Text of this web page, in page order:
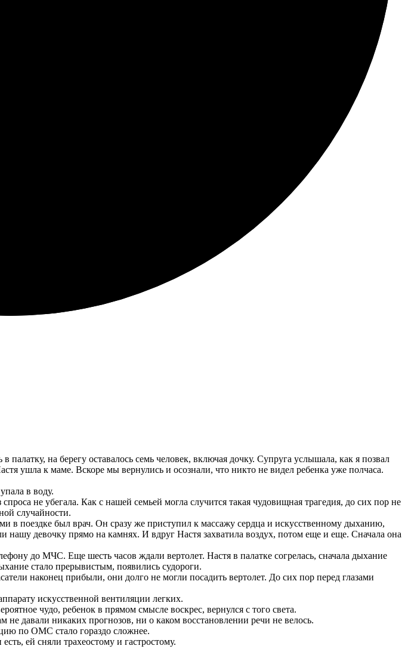
на берегу оставалось семь человек, включая дочку. Супруга услышала, как я позвал
ушла к маме. Вскоре мы вернулись и осознали, что никто не видел ребенка уже полчаса.
в воду.
не убегала. Как с нашей семьей могла случится такая чудовищная трагедия, до сих пор не
случайности.
в поездке был врач. Он сразу же приступил к массажу сердца и искусственному дыханию,
нашу девочку прямо на камнях. И вдруг Настя захватила воздух, потом еще и еще. Сначала она
до МЧС. Еще шесть часов ждали вертолет. Настя в палатке согрелась, сначала дыхание
стало прерывистым, появились судороги.
наконец прибыли, они долго не могли посадить вертолет. До сих пор перед глазами
искусственной вентиляции легких.
чудо, ребенок в прямом смысле воскрес, вернулся с того света.
давали никаких прогнозов, ни о каком восстановлении речи не велось.
по ОМС стало гораздо сложнее.
ей сняли трахеостому и гастростому.